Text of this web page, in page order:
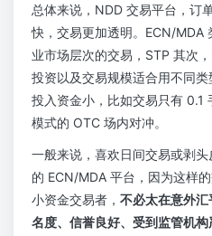
总体来说，NDD 交易平台，订
快，交易更加透明。ECN/MDA
业市场层次的交易，STP 其次
投资以及交易规模适合用不同
投入资金小，比如交易只有 0.1
模式的 OTC 场内对冲。
一般来说，喜欢日间交易或剥
的 ECN/MDA 平台，因为这样
小资金交易者， 不必太在意外
名度、信誉良好、受到监管机构